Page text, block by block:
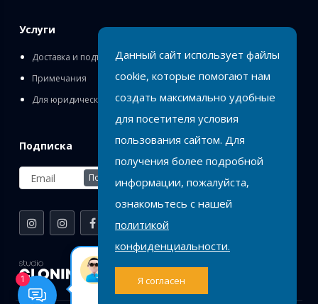
Услуги
Доставка и подъём
Примечания
Для юридических лиц
Подписка
Подписаться
1
Оставь заявку или
напиши нам на
Данный сайт использует файлы
cookie, которые помогают нам
создать максимально удобные
для посетителя условия
пользования сайтом. Для
получения более подробной
информации, пожалуйста,
ознакомьтесь с нашей
политикой
конфиденциальности.
Я согласен